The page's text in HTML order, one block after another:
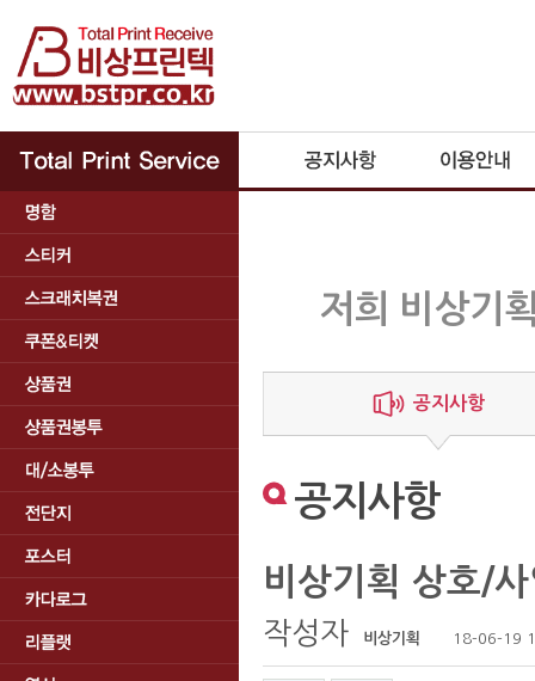
저희 비상기
공지사항
공지사항
비상기획 상호/
작성자 비상기획 18-06-19